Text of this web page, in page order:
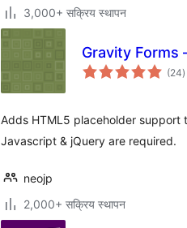
3,000+ सक्रिय स्थापन
Gravity Forms
(24दर)
Adds HTML5 placeholder support
Javascript & jQuery are required.
neojp
2,000+ सक्रिय स्थापन